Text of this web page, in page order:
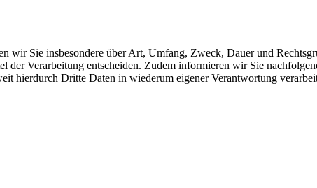
wir Sie insbesondere über Art, Umfang, Zweck, Dauer und
der Verarbeitung entscheiden. Zudem informieren wir Sie
hierdurch Dritte Daten in wiederum eigener Verantwortung